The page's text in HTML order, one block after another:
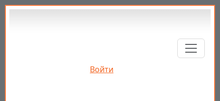
Перейти к основному содержанию
Войти